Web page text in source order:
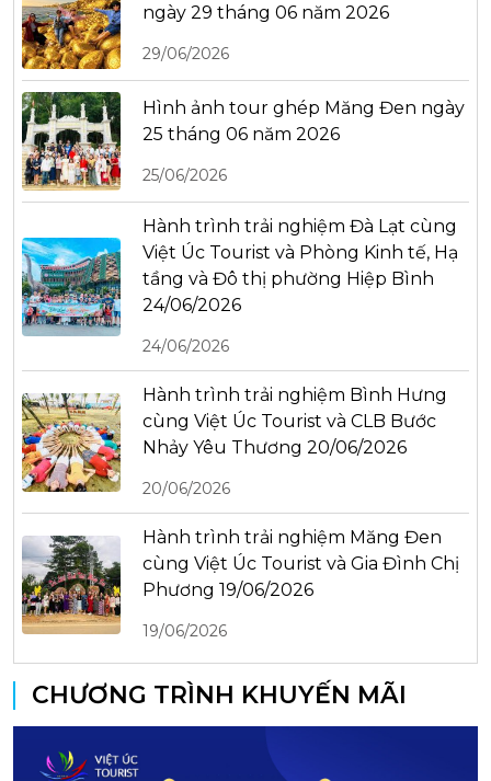
ngày 29 tháng 06 năm 2026
29/06/2026
Hình ảnh tour ghép Măng Đen ngày
25 tháng 06 năm 2026
25/06/2026
Hành trình trải nghiệm Đà Lạt cùng
Việt Úc Tourist và Phòng Kinh tế, Hạ
tầng và Đô thị phường Hiệp Bình
24/06/2026
24/06/2026
Hành trình trải nghiệm Bình Hưng
cùng Việt Úc Tourist và CLB Bước
Nhảy Yêu Thương 20/06/2026
20/06/2026
Hành trình trải nghiệm Măng Đen
cùng Việt Úc Tourist và Gia Đình Chị
Phương 19/06/2026
19/06/2026
CHƯƠNG TRÌNH KHUYẾN MÃI